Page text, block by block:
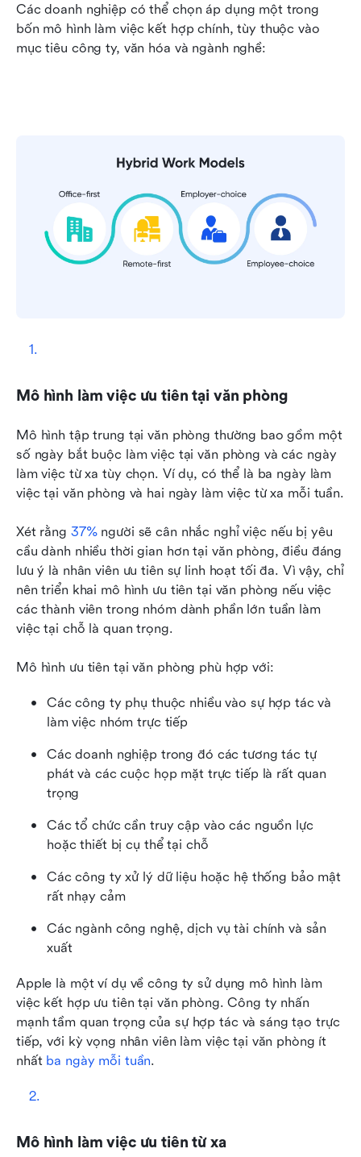
Các doanh nghiệp có thể chọn áp dụng một trong
bốn mô hình làm việc kết hợp chính, tùy thuộc vào
mục tiêu công ty, văn hóa và ngành nghề:
Mô hình làm việc ưu tiên tại văn phòng
Mô hình tập trung tại văn phòng thường bao gồm một
số ngày bắt buộc làm việc tại văn phòng và các ngày
làm việc từ xa tùy chọn. Ví dụ, có thể là ba ngày làm
việc tại văn phòng và hai ngày làm việc từ xa mỗi tuần.
Xét rằng 37% người sẽ cân nhắc nghỉ việc nếu bị yêu
cầu dành nhiều thời gian hơn tại văn phòng, điều đáng
lưu ý là nhân viên ưu tiên sự linh hoạt tối đa. Vì vậy, chỉ
nên triển khai mô hình ưu tiên tại văn phòng nếu việc
các thành viên trong nhóm dành phần lớn tuần làm
việc tại chỗ là quan trọng.
Mô hình ưu tiên tại văn phòng phù hợp với:
Các công ty phụ thuộc nhiều vào sự hợp tác và
làm việc nhóm trực tiếp
Các doanh nghiệp trong đó các tương tác tự
phát và các cuộc họp mặt trực tiếp là rất quan
trọng
Các tổ chức cần truy cập vào các nguồn lực
hoặc thiết bị cụ thể tại chỗ
Các công ty xử lý dữ liệu hoặc hệ thống bảo mật
rất nhạy cảm
Các ngành công nghệ, dịch vụ tài chính và sản
xuất
Apple là một ví dụ về công ty sử dụng mô hình làm
việc kết hợp ưu tiên tại văn phòng. Công ty nhấn
mạnh tầm quan trọng của sự hợp tác và sáng tạo trực
tiếp, với kỳ vọng nhân viên làm việc tại văn phòng ít
nhất ba ngày mỗi tuần.
Mô hình làm việc ưu tiên từ xa